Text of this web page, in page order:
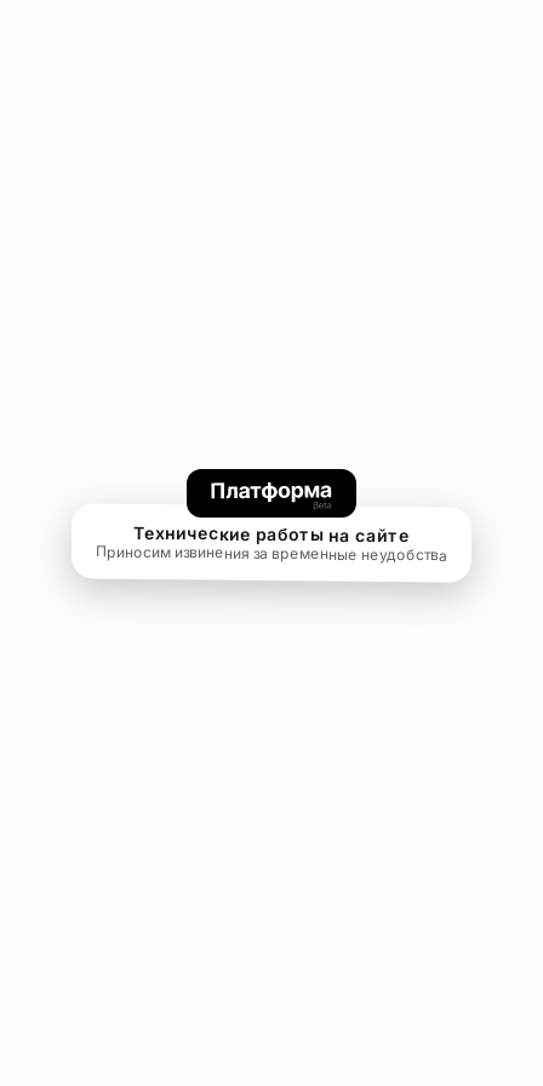
Технические работы на сайте
Приносим извинения за временные неудобства